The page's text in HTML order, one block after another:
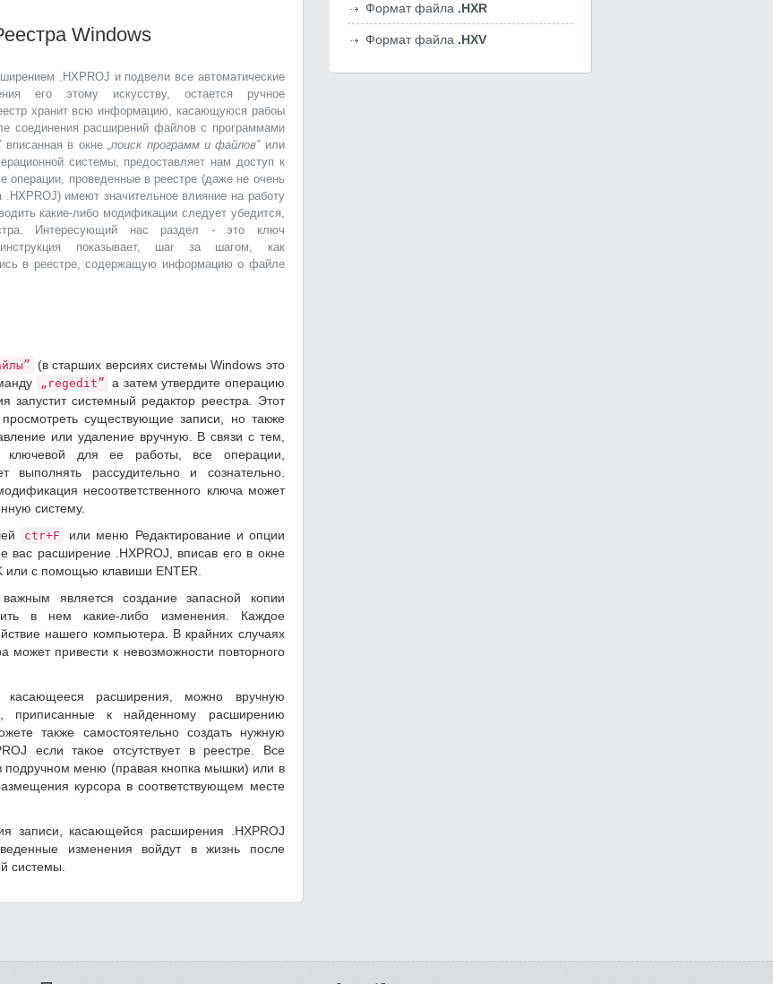
Windows
.HXPROJ и подвели все автоматические
его этому искусству, остается ручное
хранит всю информацию, касающуюся рабоы
соединения расширений файлов с программами
вписанная в окне„поиск программ и файлов”или
системы, предоставляет нам доступ к
операции, проведенные в реестре (даже не очень
имеют значительное влияние на работу
какие-либо модификации следует убедится,
Интересующий нас раздел - это ключ
показывает, шаг за шагом, как
в реестре, содержащую информацию о файле
(в старших версиях системы Windows это
„regedit” а затем утвердите операцию
запустит системный редактор реестра. Этот
существующие записи, но также
или удаление вручную. В связи с тем,
ключевой для ее работы, все операции,
рассудительно и сознательно.
несоответственного ключа может
систему.
ctr+F или меню Редактирование и опции
вас расширение .HXPROJ, вписав его в окне
или с помощью клавиши ENTER.
является создание запасной копии
в нем какие-либо изменения. Каждое
нашего компьютера. В крайних случаях
привести к невозможности повторного
касающееся расширения, можно вручную
приписанные к найденному расширению
также самостоятельно создать нужную
если такое отсутствует в реестре. Все
подручном меню (правая кнопка мышки) или в
курсора в соответствующем месте
записи, касающейся расширения .HXPROJ
изменения войдут в жизнь после
системы.
Формат файла .HXR
Формат файла .HXV